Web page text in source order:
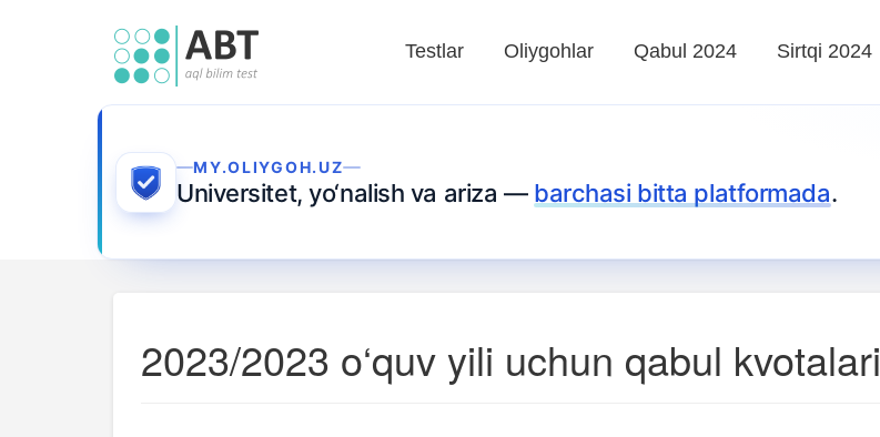
Testlar Oliygohlar Qabul 2024 Sirtqi 2024
MY.OLIYGOH.UZ
Universitet, yo‘nalish va ariza — barchasi bitta platformada.
2023/2023 o‘quv yili uchun qabul kvotalari